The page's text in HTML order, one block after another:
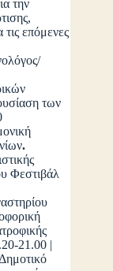
την
τις επόμενες
των
.
Φεστιβάλ
21.00 |